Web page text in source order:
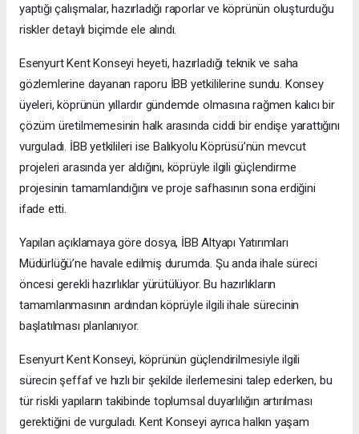
yaptığı çalışmalar, hazırladığı raporlar ve köprünün oluşturduğu
riskler detaylı biçimde ele alındı.
Esenyurt Kent Konseyi heyeti, hazırladığı teknik ve saha
gözlemlerine dayanan raporu İBB yetkililerine sundu. Konsey
üyeleri, köprünün yıllardır gündemde olmasına rağmen kalıcı bir
çözüm üretilmemesinin halk arasında ciddi bir endişe yarattığını
vurguladı. İBB yetkilileri ise Balıkyolu Köprüsü’nün mevcut
projeleri arasında yer aldığını, köprüyle ilgili güçlendirme
projesinin tamamlandığını ve proje safhasının sona erdiğini
ifade etti.
Yapılan açıklamaya göre dosya, İBB Altyapı Yatırımları
Müdürlüğü’ne havale edilmiş durumda. Şu anda ihale süreci
öncesi gerekli hazırlıklar yürütülüyor. Bu hazırlıkların
tamamlanmasının ardından köprüyle ilgili ihale sürecinin
başlatılması planlanıyor.
Esenyurt Kent Konseyi, köprünün güçlendirilmesiyle ilgili
sürecin şeffaf ve hızlı bir şekilde ilerlemesini talep ederken, bu
tür riskli yapıların takibinde toplumsal duyarlılığın artırılması
gerektiğini de vurguladı. Kent Konseyi ayrıca halkın yaşam